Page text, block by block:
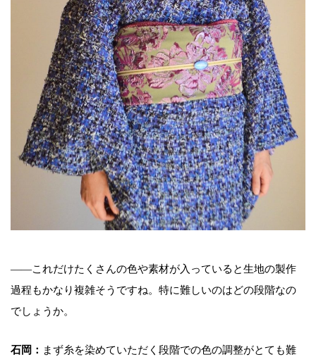
――これだけたくさんの色や素材が入っていると生地の製作
過程もかなり複雑そうですね。特に難しいのはどの段階なの
でしょうか。
石岡： まず糸を染めていただく段階での色の調整がとても難